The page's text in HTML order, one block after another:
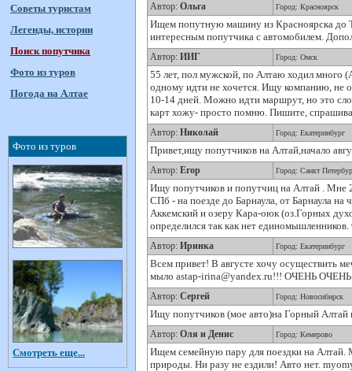
Советы туристам
Легенды, истории
Поиск попутчика
Фото из туров
Погода на Алтае
Фото из туров
Смотреть еще...
Автор: Ольга Город: Красноярск
Ищем попутную машину из Красноярска до
интересным попутчика с автомобилем.
Автор: ИИГ Город: Омск
55 лет, пол мужской, по Алтаю ходил много
одному идти не хочется. Ищу компанию, не
10-14 дней. Можно идти маршрут, но это
карт хожу- просто помню. Пишите,
Автор: Николай Город: Екатеринбург
Привет,ищу попутчиков на Алтай,начало
Автор: Егор Город: Санкт
Ищу попутчиков и попутчиц на Алтай . Мне
СПб - на поезде до Барнаула, от Барнаула
Аккемский и озеру Кара-оюк (оз.Горных
определился так как нет
Автор: Иринка Город: Екатеринбург
Всем привет! В августе хочу осуществить
мыло astap-irina@yandex.ru!!! ОЧЕНЬ
Автор: Сергей Город: Новосибирск
Ищу попутчиков (мое авто)на Горный Алтай
Автор: Оля и Денис Город: Кемерово
Ищем семейную пару для поездки на Алтай.
природы. Ни разу не ездили! Авто нет.